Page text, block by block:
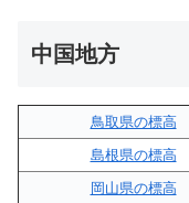
中国地方
鳥取県の標高
島根県の標高
岡山県の標高